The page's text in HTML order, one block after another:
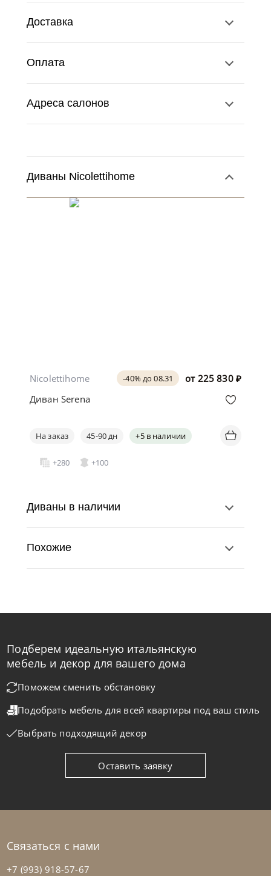
Доставка
Оплата
Адреса салонов
Диваны Nicolettihome
от 225 830 ₽
-40% до 08.31
Nicolettihome
Диван Serena
На заказ 45-90 дн +5 в наличии
+280 +100
от
-40% до 08.31
Nicolettihome
На заказ 45-90 дн +2 в наличии
+280 +100
Диваны в наличии
Похожие
Подберем идеальную итальянскую
мебель и декор для вашего дома
Поможем сменить обстановку
Подобрать мебель для всей квартиры под ваш стиль
Выбрать подходящий декор
Оставить заявку
Связаться с нами
+7 (993) 918-57-67